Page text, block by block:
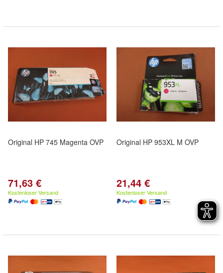
Original HP 745 Magenta OVP
71,63 €
Kostenloser Versand
Original HP 953XL M OVP
21,44 €
Kostenloser Versand